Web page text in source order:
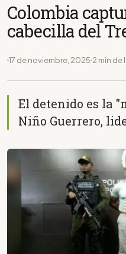
Colombia
cabecilla del
17 de noviembre, 2025 2 min de
El detenido es la
Niño Guerrero,